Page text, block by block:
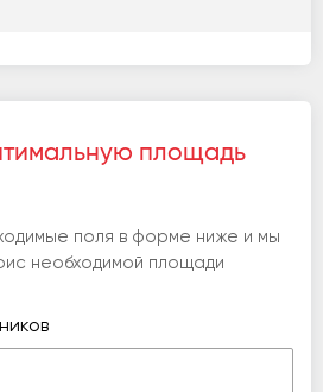
площадь
поля в форме ниже и мы
необходимой площади